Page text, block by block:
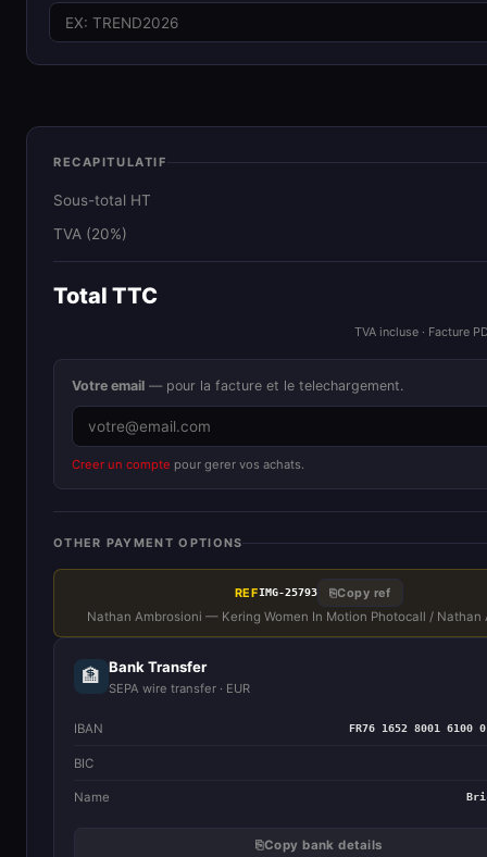
RECAPITULATIF
Sous-total HT
TVA (20%)
Total TTC
TVA incluse · Facture
Votre email — pour la facture et le telechargement.
Creer un compte pour gerer vos achats.
OTHER PAYMENT OPTIONS
REFIMG-25793 ⎘Copy ref
Nathan Ambrosioni — Kering Women In Motion Photocall / Nathan
🏦 Bank Transfer
SEPA wire transfer · EUR
IBAN FR76 1652 8001 6100
BIC
Name
⎘Copy bank details